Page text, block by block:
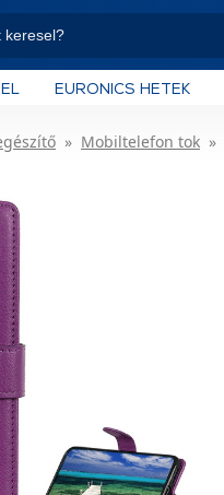
EURONICS HETEK
Mobiltelefon tok